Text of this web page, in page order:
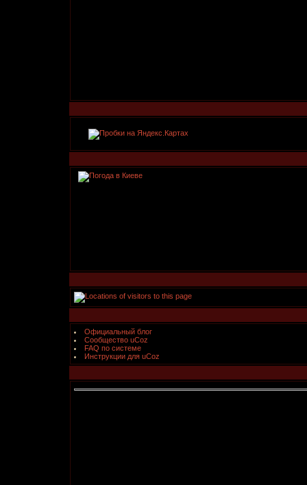
Официальный блог
Сообщество uCoz
FAQ по системе
Инструкции для uCoz